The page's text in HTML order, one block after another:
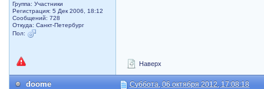
Группа: Участники
Регистрация: 5 Дек 2006, 18:12
Сообщений: 728
Откуда: Санкт-Петербург
Пол:
Наверх
doome Суббота, 06 октября 2012, 17:08:18